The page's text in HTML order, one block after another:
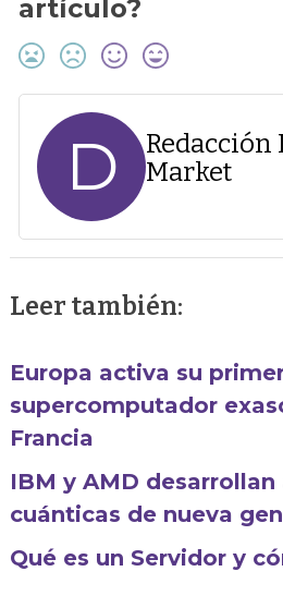
artículo?
D
Redacción
Market
Leer también:
Europa activa su
supercomputador
Francia
IBM y AMD
cuánticas de nueva
Qué es un Servidor y